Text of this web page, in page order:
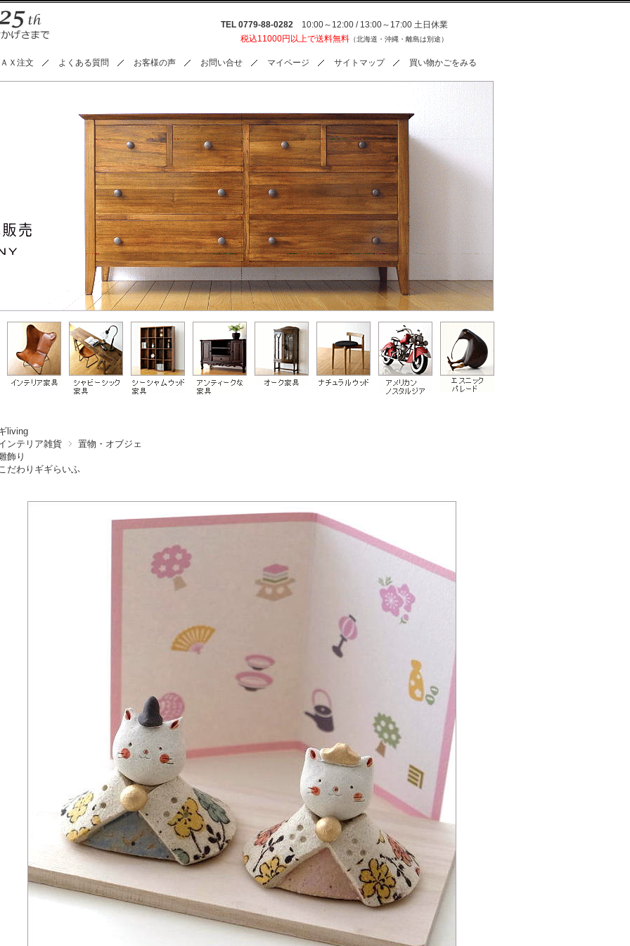
TEL 0779-88-0282 10:00～12:00 / 13:00～17:00 土日休業
税込11000円以上で送料無料 （北海道・沖縄・離島は別途）
Ｘ注文 よくある質問 お客様の声 お問い合せ マイページ サイトマップ 買い物かごをみる
living
ンテリア雑貨
置物・オブジェ
飾り
だわりギギらいふ